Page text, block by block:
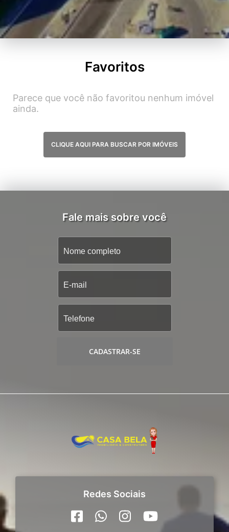
Favoritos
Parece que você não favoritou nenhum imóvel
ainda.
CLIQUE AQUI PARA BUSCAR POR IMÓVEIS
Fale mais sobre você
CADASTRAR-SE
Redes Sociais